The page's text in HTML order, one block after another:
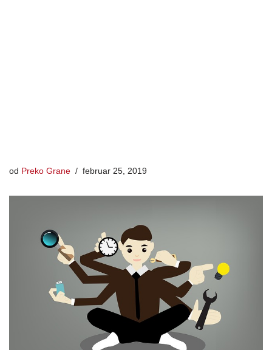
od Preko Grane februar 25, 2019